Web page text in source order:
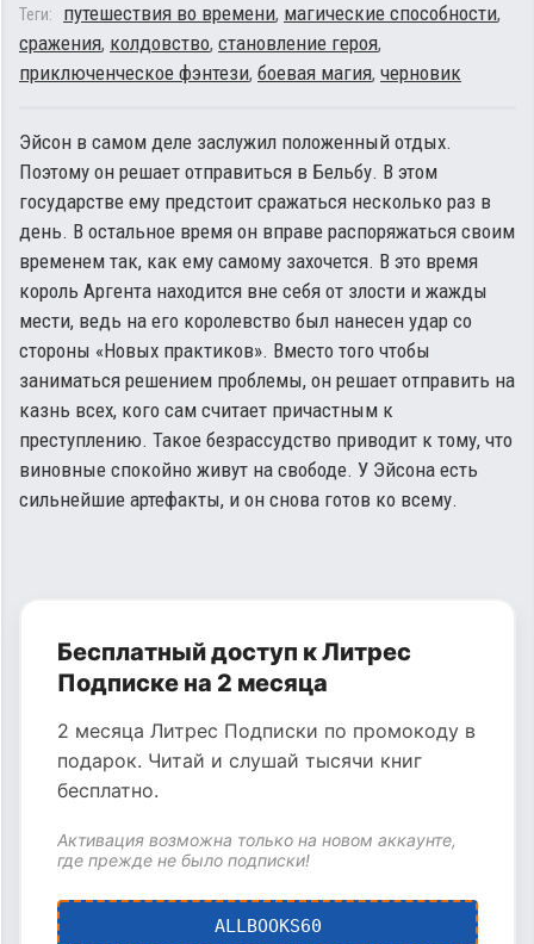
Теги: путешествия во времени, магические способности,
сражения, колдовство, становление героя,
приключенческое фэнтези, боевая магия, черновик
Эйсон в самом деле заслужил положенный отдых.
Поэтому он решает отправиться в Бельбу. В этом
государстве ему предстоит сражаться несколько раз в
день. В остальное время он вправе распоряжаться своим
временем так, как ему самому захочется. В это время
король Аргента находится вне себя от злости и жажды
мести, ведь на его королевство был нанесен удар со
стороны «Новых практиков». Вместо того чтобы
заниматься решением проблемы, он решает отправить на
казнь всех, кого сам считает причастным к
преступлению. Такое безрассудство приводит к тому, что
виновные спокойно живут на свободе. У Эйсона есть
сильнейшие артефакты, и он снова готов ко всему.
Бесплатный доступ к Литрес
Подписке на 2 месяца
2 месяца Литрес Подписки по промокоду в
подарок. Читай и слушай тысячи книг
бесплатно.
Активация возможна только на новом аккаунте,
где прежде не было подписки!
ALLBOOKS60